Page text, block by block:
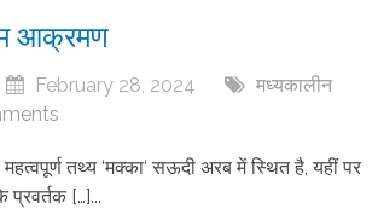
आक्रमण
February 28, 2024
मध्यकालीन
तथ्य ‘मक्का‘ सऊदी अरब में स्थित है, यहीं पर
प्रवर्तक […]...